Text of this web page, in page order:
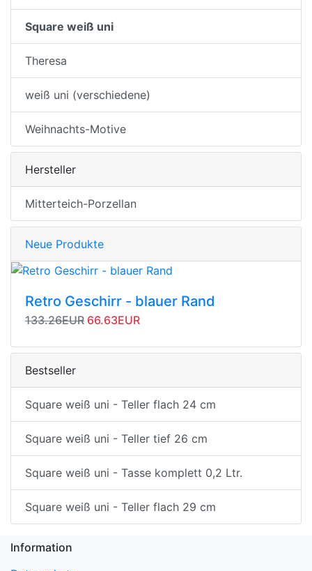
Square weiß uni
Theresa
weiß uni (verschiedene)
Weihnachts-Motive
Hersteller
Mitterteich-Porzellan
Neue Produkte
Retro Geschirr - blauer Rand
Originalpreis
133.26EUR Angebotspreis
66.63EUR
Bestseller
Square weiß uni - Teller flach 24 cm
Square weiß uni - Teller tief 26 cm
Square weiß uni - Tasse komplett 0,2 Ltr.
Square weiß uni - Teller flach 29 cm
Information